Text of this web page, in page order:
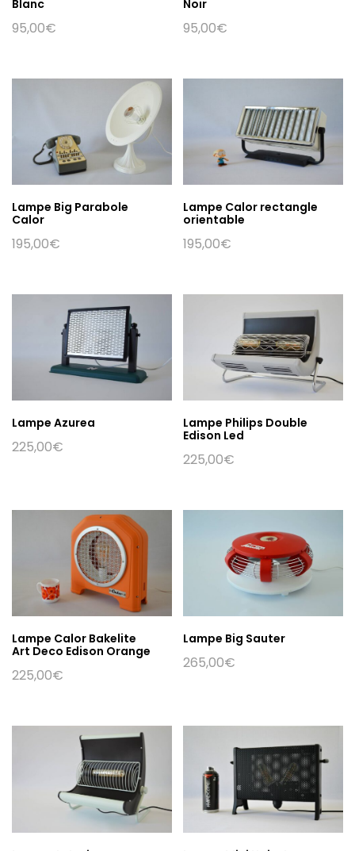
Blanc
95,00€
Noir
95,00€
Lampe Big Parabole
Calor
195,00€
Lampe Calor rectangle
orientable
195,00€
Lampe Azurea
225,00€
Lampe Philips Double
Edison Led
225,00€
Lampe Calor Bakelite
Art Deco Edison Orange
225,00€
Lampe Big Sauter
265,00€